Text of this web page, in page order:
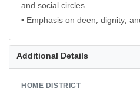
and social circles
Additional Details
HOME DISTRICT